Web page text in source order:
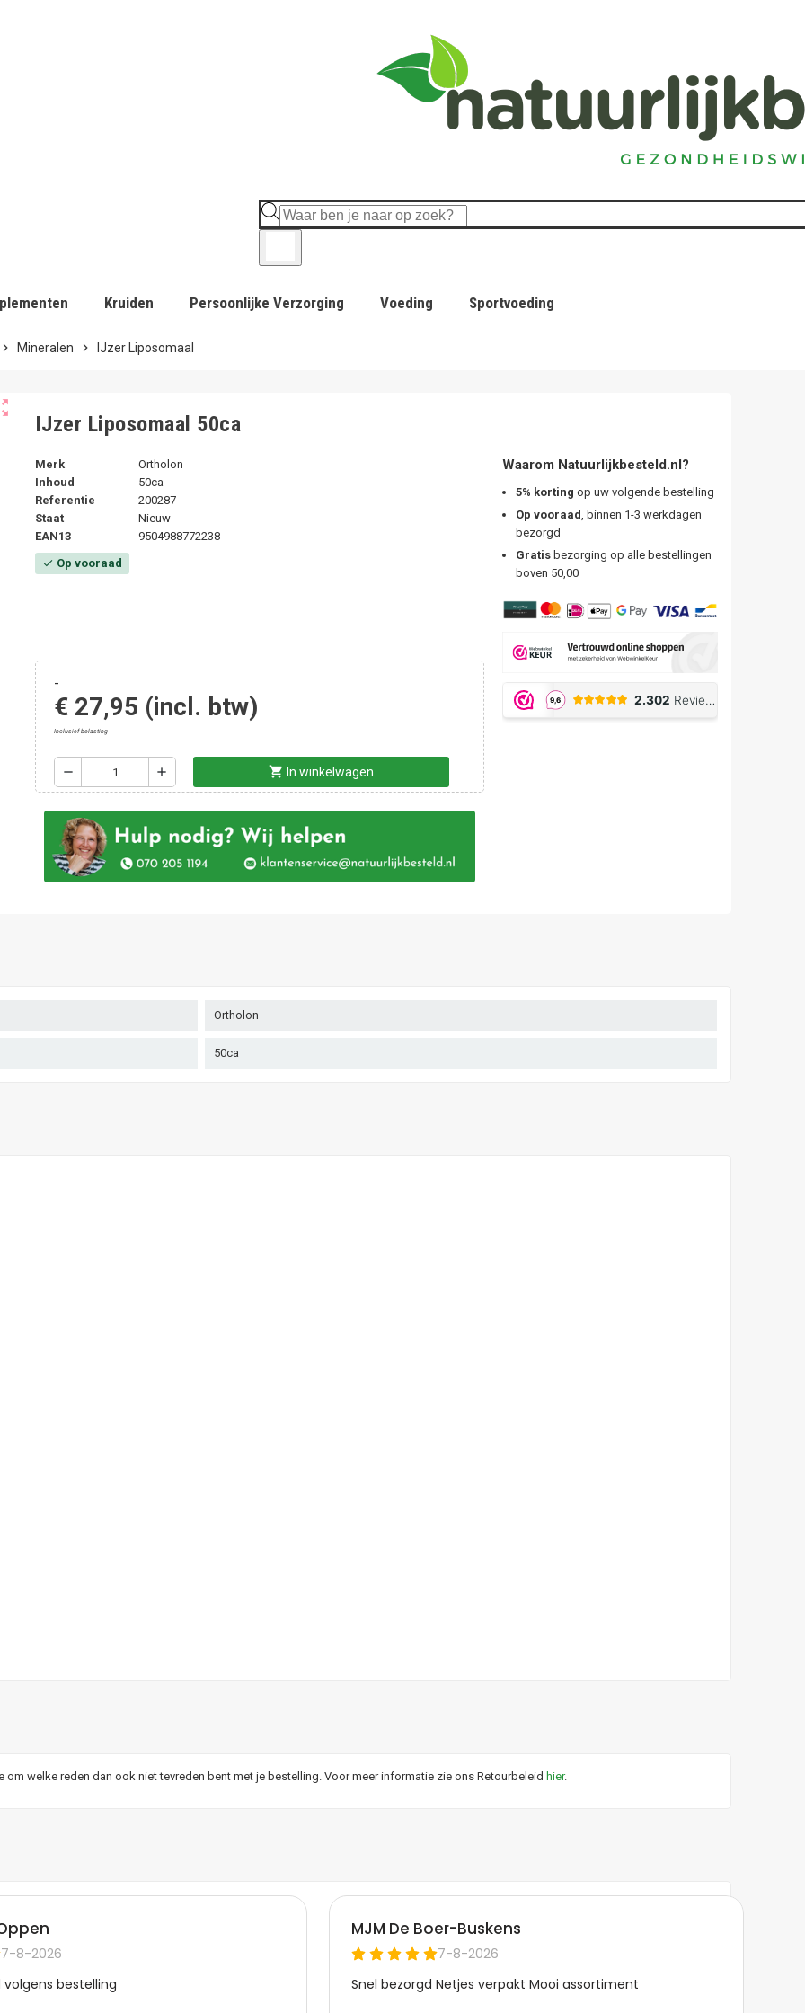
Kruiden Persoonlijke Verzorging Voeding Sportvoeding
chevron_right Mineralen chevron_right IJzer Liposomaal
IJzer Liposomaal 50ca
Merk
Ortholon
Inhoud
50ca
Referentie
200287
Staat
Nieuw
EAN13
9504988772238
check Op vooraad
-
€ 27,95 (incl. btw)
Inclusief belasting
remove add shopping_cart In winkelwagen
Waarom Natuurlijkbesteld.nl?
5% korting op uw volgende bestelling
Op vooraad, binnen 1-3 werkdagen
bezorgd
Gratisbezorging op alle bestellingen
boven 50,00
Ortholon
50ca
welke reden dan ook niet tevreden bent met je bestelling. Voor meer informatie zie ons Retourbeleid hier.